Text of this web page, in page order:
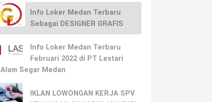
Info Loker Medan Terbaru
Sebagai DESIGNER GRAFIS
Info Loker Medan Terbaru
Februari 2022 di PT Lestari
Alam Segar Medan
IKLAN LOWONGAN KERJA SPV